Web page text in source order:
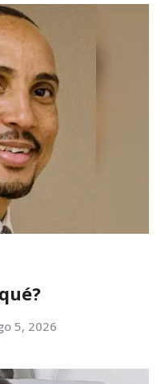
5, 2026